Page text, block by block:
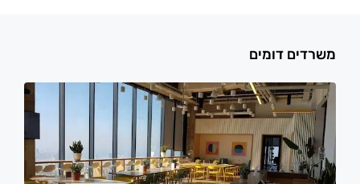
משרדים דומים